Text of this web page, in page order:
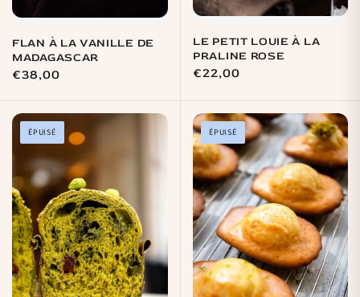
FLAN À LA VANILLE DE
MADAGASCAR
Prix
€38,00
LE PETIT LOUIE À LA
PRALINE ROSE
Prix
€22,00
ÉPUISÉ ÉPUISÉ